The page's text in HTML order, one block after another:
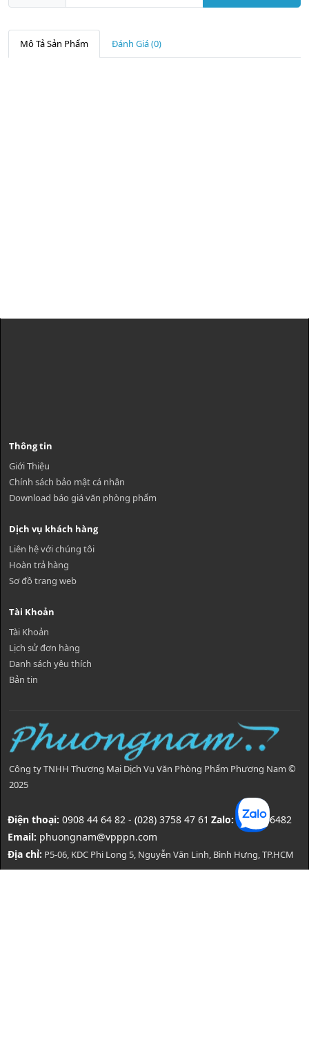
Mô Tả Sản Phẩm Đánh Giá (0)
Thông tin
Giới Thiệu
Chính sách bảo mật cá nhân
Download báo giá văn phòng phẩm
Dịch vụ khách hàng
Liên hệ với chúng tôi
Hoàn trả hàng
Sơ đồ trang web
Tài Khoản
Tài Khoản
Lịch sử đơn hàng
Danh sách yêu thích
Bản tin
Công ty TNHH Thương Mại Dịch Vụ Văn Phòng Phẩm Phương Nam ©
2025
Điện thoại: 0908 44 64 82 - (028) 3758 47 61 Zalo:0908446482
Email: phuongnam@vpppn.com
Địa chỉ: P5-06, KDC Phi Long 5, Nguyễn Văn Linh, Bình Hưng, TP.HCM